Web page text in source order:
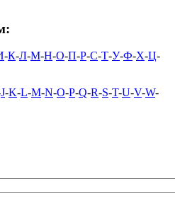
-К-Л-М-Н-О-П-Р-С-Т-У-Ф-Х-Ц-
J-K-L-M-N-O-P-Q-R-S-T-U-V-W-